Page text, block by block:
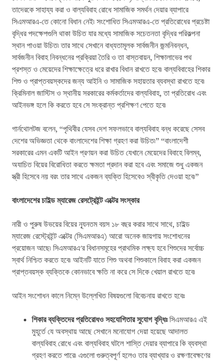
তাদেরকে সাহায্য করা ও বাল্যবিবাহ রোধে সামাজিক সমর্থন দেয়ার ব্যাপারে
সিএমআরএ-তে কোনো বিধান নেই৷ সংশোধিত সিএমআরএ-তে প্রতিরোধের প্রচেষ্টা
বৃদ্ধির পদক্ষেপগুলি থাকা উচিত যার মধ্যে সামাজিক সচেতনতা বৃদ্ধির পরিকল্পনা
স্থান পাওয়া উচিত৷ তার সাথে সেখানে বাধ্যতামূলক সার্বজনীন জন্মনিবন্ধন,
সার্বজনীন বিবাহ নিবন্ধনের প্রক্রিয়া তৈরি ও তা বাস্তবায়ন, শিক্ষালাভের পথ
প্রশস্ত ও মেয়েদের শিক্ষাক্ষেত্রে ধরে রাখার বিধান রাখতে হবে৷ বাল্যবিবাহের শিকার
শিশু ও প্রাপ্তবয়স্কদের জন্য আইনি ও সামাজিক সহায়তার ব্যবস্থা রাখতে হবে৷
ক্রিমিনাল জাস্টিস ও স্থানীয় সরকারের কর্মকর্তাদের বাল্যবিবাহ, তা প্রতিরোধ এবং
আইনভঙ্গ হলে কি করতে হবে সে সংক্রান্ত প্রশিক্ষণ পেতে হবে৷
গার্নথোলটজ বলেন, “পৃথিবীর যেসব দেশ সফলভাবে বাল্যবিবাহ বন্ধ করেছে সেসব
দেশের অভিজ্ঞতা থেকে বাংলাদেশের শিক্ষা গ্রহণ করা উচিত৷” “বাংলাদেশী
সরকারের এমন একটি আইন প্রণয়ন করা উচিত যেখানে মেয়েদের বিবাহে বিলম্ব,
অযাচিত বিয়ের বিরোধিতা করতে ক্ষমতা প্রদান করা হবে এবং সমাজে শুধু একজন
স্ত্রী হিসেবে নয় বরং তার সাথে একজন ব্যক্তি হিসেবেও স্বীকৃতি দেওয়া হবে৷”
বাংলাদেশের চাইল্ড ম্যারেজ রেসট্রেইন্ট এক্টের সংস্কার
নারী ও পুরুষ উভয়ের বিয়ের ন্যূনতম বয়স ১৮ বছর করার সাথে সাথে, চাইল্ড
ম্যারেজ রেস্ট্রেইন্ট এক্টের (সিএমআরএ) আরো অনেক জায়গায় সংশোধনের
প্রয়োজন আছে৷ সিএমআরএ'র বিধানসমূহের প্রাথমিক লক্ষ্য হবে শিশুদের সর্বোচ্চ
স্বার্থ নিশ্চিত করতে হবে৷ আইনটি যাতে শিশু অথবা শিশুকালে বিবাহ করা একজন
প্রাপ্তবয়স্ক ব্যক্তিকে কোনভাবে ক্ষতি না করে সে দিকে খেয়াল রাখতে হবে৷
আইন সংশোধন কালে নিম্নে উল্লেখিত বিষয়গুলো বিবেচনায় রাখতে হবেঃ
শিকার ব্যক্তিদের প্রতিরোধও সহযোগিতার সুযোগ বৃদ্ধিঃসিএমআরএ এই
মুহূর্তে যে অবস্থায় আছে সেখানে মনোযোগ দেয়া হয়েছে আদালত
বাল্যবিবাহ রোধে এবং বাল্যবিবাহ ঘটলে শাস্তি দেয়ার ব্যাপারে কি ব্যবস্থা
গ্রহণ করতে পারে৷ এগুলো গুরুত্বপূর্ণ হলেও তার ব্যাখ্যার ও রক্ষণাবেক্ষণের